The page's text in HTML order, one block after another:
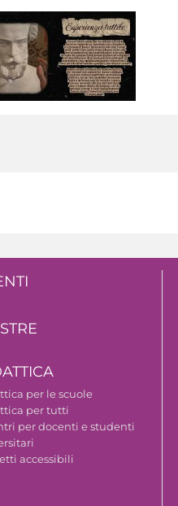
per le scuole
per tutti
per docenti e studenti
accessibili